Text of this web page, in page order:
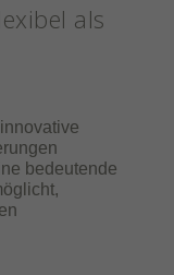
als
bedeutende